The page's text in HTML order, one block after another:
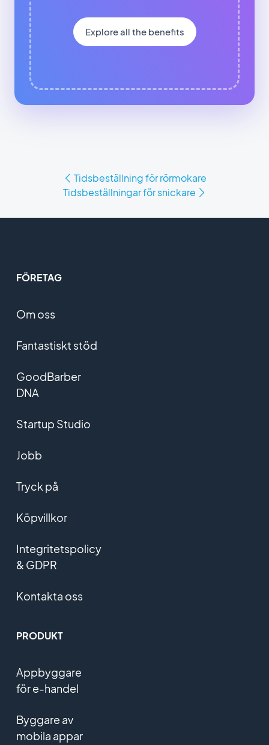
Explore all the benefits
Tidsbeställning för rörmokare
Tidsbeställningar för snickare
FÖRETAG
Om oss
Fantastiskt stöd
GoodBarber
DNA
Startup Studio
Jobb
Tryck på
Köpvillkor
Integritetspolicy
& GDPR
Kontakta oss
PRODUKT
Appbyggare
för e-handel
Byggare av
mobila appar